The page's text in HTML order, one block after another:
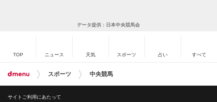
データ提供：日本中央競馬会
TOP ニュース 天気 スポーツ 占い すべて
スポーツ 中央競馬
サイトご利用にあたって